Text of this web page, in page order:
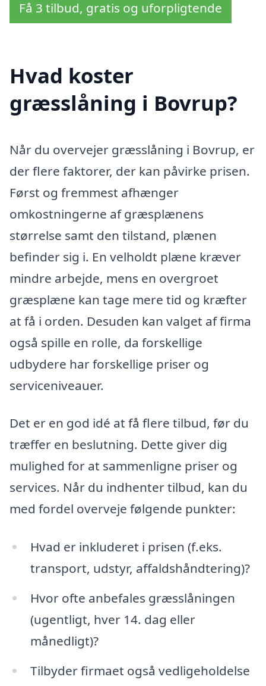
Få 3 tilbud, gratis og uforpligtende
Hvad koster
græsslåning i Bovrup?
Når du overvejer græsslåning i Bovrup, er
der flere faktorer, der kan påvirke prisen.
Først og fremmest afhænger
omkostningerne af græsplænens
størrelse samt den tilstand, plænen
befinder sig i. En velholdt plæne kræver
mindre arbejde, mens en overgroet
græsplæne kan tage mere tid og kræfter
at få i orden. Desuden kan valget af firma
også spille en rolle, da forskellige
udbydere har forskellige priser og
serviceniveauer.
Det er en god idé at få flere tilbud, før du
træffer en beslutning. Dette giver dig
mulighed for at sammenligne priser og
services. Når du indhenter tilbud, kan du
med fordel overveje følgende punkter:
Hvad er inkluderet i prisen (f.eks.
transport, udstyr, affaldshåndtering)?
Hvor ofte anbefales græsslåningen
(ugentligt, hver 14. dag eller
månedligt)?
Tilbyder firmaet også vedligeholdelse